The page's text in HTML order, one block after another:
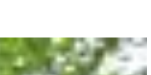
20 kilómetros> RunRange